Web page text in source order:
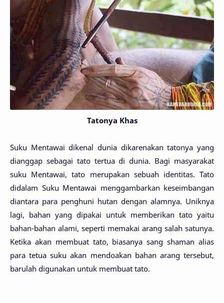
Tatonya Khas
Suku Mentawai dikenal dunia dikarenakan tatonya yang
dianggap sebagai tato tertua di dunia. Bagi masyarakat
suku Mentawai, tato merupakan sebuah identitas. Tato
didalam Suku Mentawai menggambarkan keseimbangan
diantara para penghuni hutan dengan alamnya. Uniknya
lagi, bahan yang dipakai untuk memberikan tato yaitu
bahan-bahan alami, seperti memakai arang salah satunya.
Ketika akan membuat tato, biasanya sang shaman alias
para tetua suku akan mendoakan bahan arang tersebut,
barulah digunakan untuk membuat tato.